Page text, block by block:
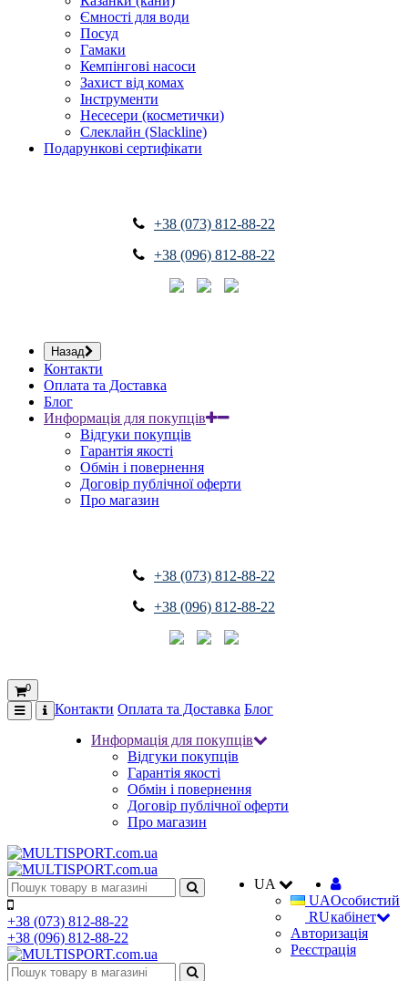
Ємності для води
Посуд
Гамаки
Кемпінгові насоси
Захист від комах
Інструменти
Несесери (косметички)
Слеклайн (Slackline)
Подарункові сертифікати
+38 (073) 812-88-22
+38 (096) 812-88-22
Назад
Контакти
Оплата та Доставка
Блог
Информація для покупців
Відгуки покупців
Гарантія якості
Обмін і повернення
Договір публічної оферти
Про магазин
+38 (073) 812-88-22
+38 (096) 812-88-22
0
Контакти Оплата та Доставка Блог
Информація для покупців
Відгуки покупців
Гарантія якості
Обмін і повернення
Договір публічної оферти
Про магазин
UA
UA
RU
Особистий
кабінет
Авторизація
Реєстрація
+38 (073) 812-88-22
+38 (096) 812-88-22